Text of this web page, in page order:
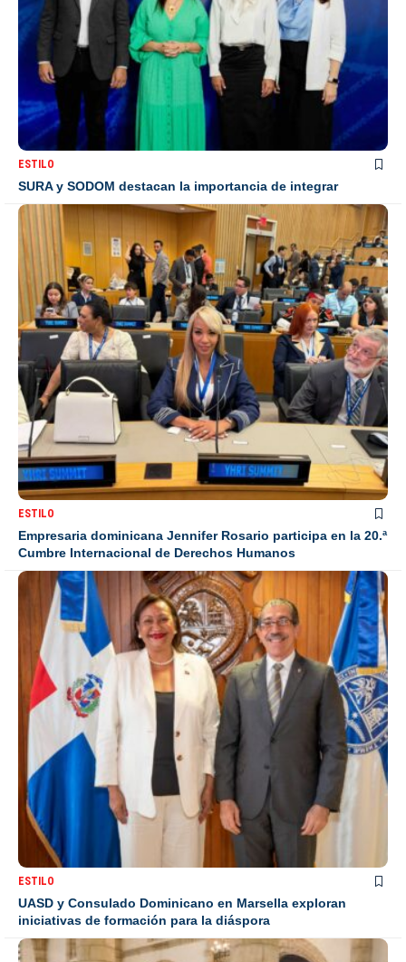
ESTILO
SURA y SODOM destacan la importancia de integrar
ESTILO
Empresaria dominicana Jennifer Rosario participa en la 20.ª
Cumbre Internacional de Derechos Humanos
ESTILO
UASD y Consulado Dominicano en Marsella exploran
iniciativas de formación para la diáspora